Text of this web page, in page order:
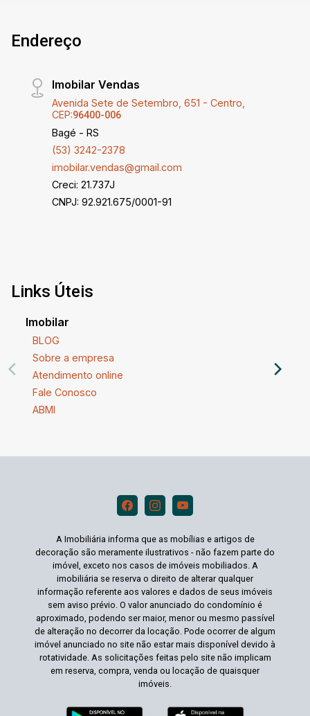
se estar. Em Bagé, terrenos com essa
metragem e topografia são raridades que não
nossos corretores!!!
Endereço
Imobilar Vendas
Avenida Sete de Setembro, 651 - Centro,
CEP:96400-006
Bagé - RS
(53) 3242-2378
imobilar.vendas@gmail.com
Creci: 21.737J
CNPJ: 92.921.675/0001-91
Links Úteis
Imobilar
BLOG
Sobre a empresa
Atendimento online
Fale Conosco
ABMI
A Imobiliária informa que as mobílias e artigos de
decoração são meramente ilustrativos - não fazem parte do
imóvel, exceto nos casos de imóveis mobiliados. A
imobiliária se reserva o direito de alterar qualquer
informação referente aos valores e dados de seus imóveis
sem aviso prévio. O valor anunciado do condomínio é
aproximado, podendo ser maior, menor ou mesmo passível
de alteração no decorrer da locação. Pode ocorrer de algum
imóvel anunciado no site não estar mais disponível devido à
rotatividade. As solicitações feitas pelo site não implicam
em reserva, compra, venda ou locação de quaisquer
imóveis.